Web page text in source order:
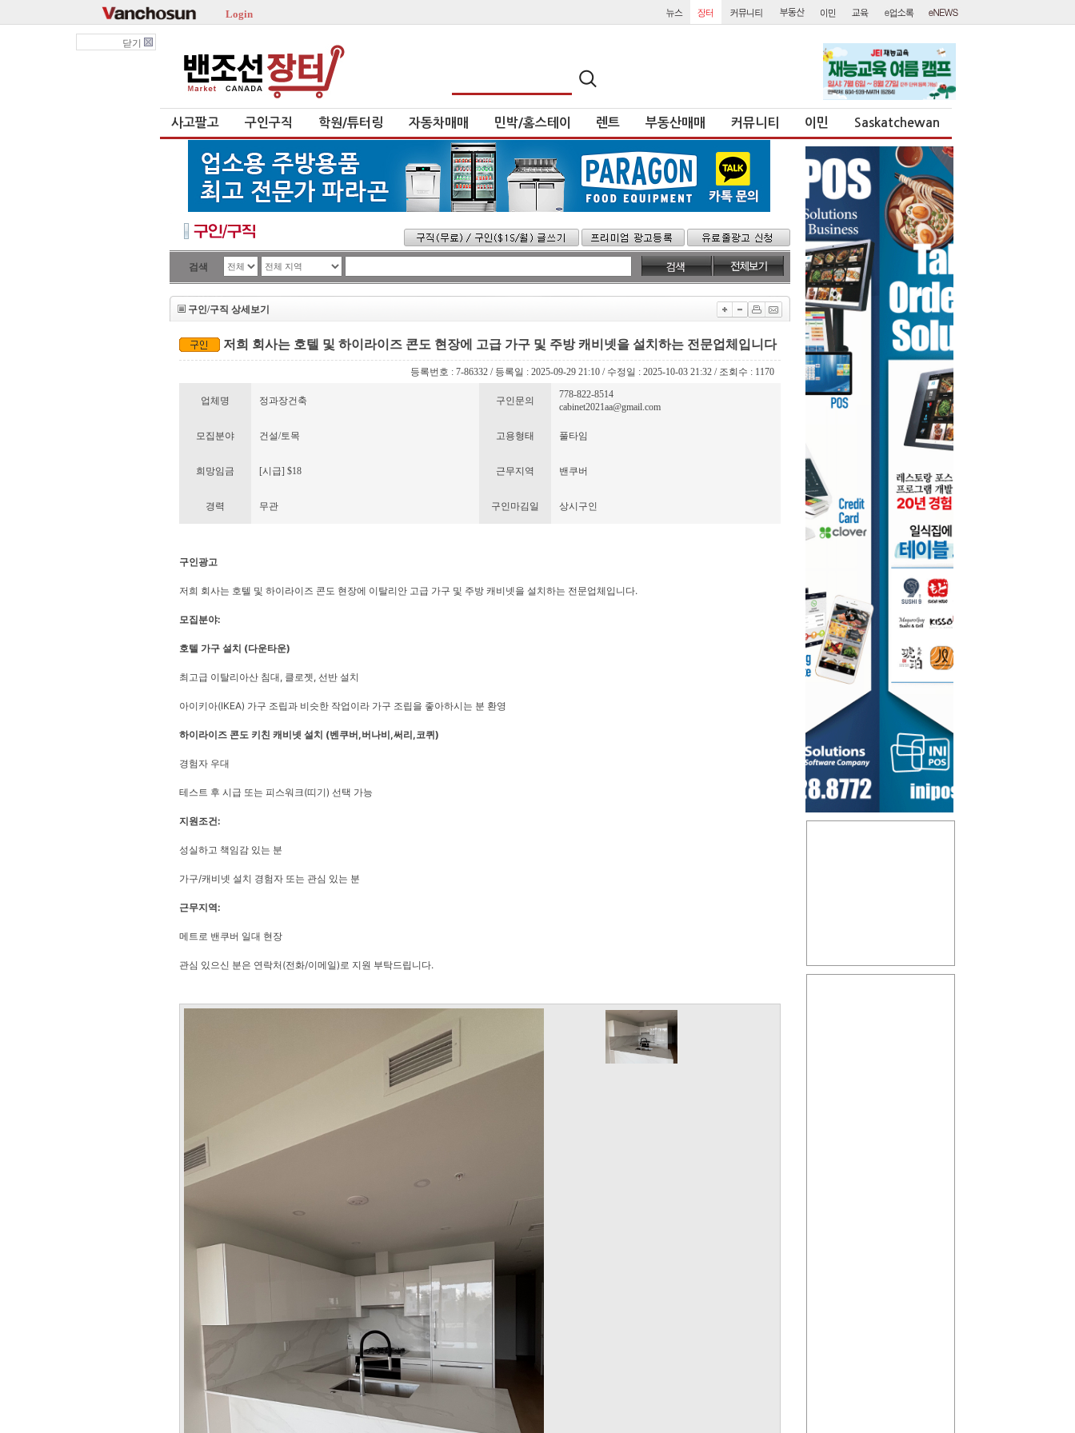
Login
닫기
사고팔고 구인구직 학원/튜터링 자동차매매 민박/홈스테이 렌트 부동산매매 커뮤니티 이민 Saskatchewan
검색
구인/구직 상세보기
저희 회사는 호텔 및 하이라이즈 콘도 현장에 고급 가구 및 주방 캐비넷을 설치하는 전문업체입니다
등록번호 : 7-86332 / 등록일 : 2025-09-29 21:10 / 수정일 : 2025-10-03 21:32 / 조회수 : 1170
업체명 정과장건축 구인문의
778-822-8514
cabinet2021aa@gmail.com
모집분야 건설/토목 고용형태 풀타임
희망임금 [시급] $18 근무지역 밴쿠버
경력 무관 구인마김일 상시구인
구인광고
저희 회사는 호텔 및 하이라이즈 콘도 현장에 이탈리안 고급 가구 및 주방 캐비넷을 설치하는 전문업체입니다.
모집분야:
호텔 가구 설치 (다운타운)
최고급 이탈리아산 침대, 클로젯, 선반 설치
아이키아(IKEA) 가구 조립과 비슷한 작업이라 가구 조립을 좋아하시는 분 환영
하이라이즈 콘도 키친 캐비넷 설치 (벤쿠버,버나비,써리,코퀴)
경험자 우대
테스트 후 시급 또는 피스워크(띠기) 선택 가능
지원조건:
성실하고 책임감 있는 분
가구/캐비넷 설치 경험자 또는 관심 있는 분
근무지역:
메트로 밴쿠버 일대 현장
관심 있으신 분은 연락처(전화/이메일)로 지원 부탁드립니다.